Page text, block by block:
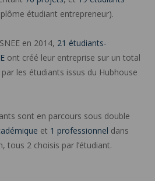
étudiant entrepreneur).
en 2014, 21 étudiants-
ont créé leur entreprise sur un total
par les étudiants issus du Hubhouse
sont en parcours sous double
et 1 professionnel dans
tous 2 choisis par l’étudiant.